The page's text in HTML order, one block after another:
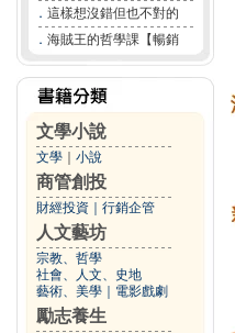
． 這樣想沒錯但也不對的
． 海賊王的哲學課【暢銷
文學小說
文學 小說
商管創投
財經投資 行銷企管
人文藝坊
宗教、哲學
社會、人文、史地
藝術、美學
電影戲劇
勵志養生